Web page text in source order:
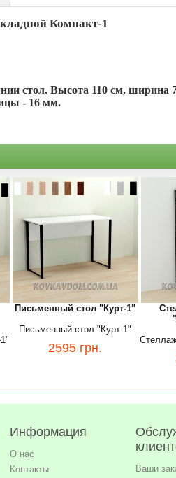
Компакт-1
стол. Высота 110 см, ширина
- 16 мм.
Письменный стол "Курт-1"
Письменный стол "Курт-1"
2595 грн.
Информация
О нас
Контакты
Ваши